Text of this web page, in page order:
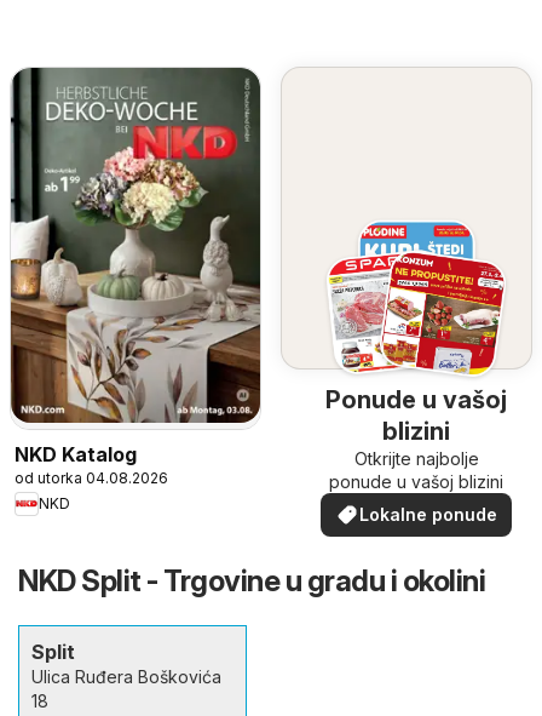
NKD Katalog
od utorka 04.08.2026
NKD
Ponude u vašoj
blizini
Otkrijte najbolje
ponude u vašoj blizini
Lokalne ponude
NKD Split - Trgovine u gradu i okolini
Split
Ulica Ruđera Boškovića
18